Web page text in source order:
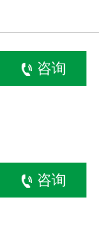
咨询
咨询